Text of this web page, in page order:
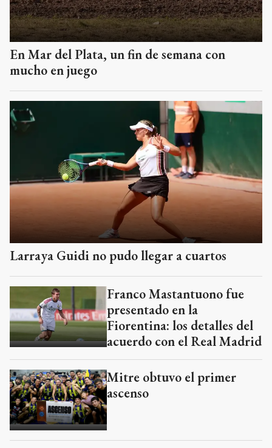
En Mar del Plata, un fin de semana con
mucho en juego
Larraya Guidi no pudo llegar a cuartos
Franco Mastantuono fue
presentado en la
Fiorentina: los detalles del
acuerdo con el Real Madrid
Mitre obtuvo el primer
ascenso